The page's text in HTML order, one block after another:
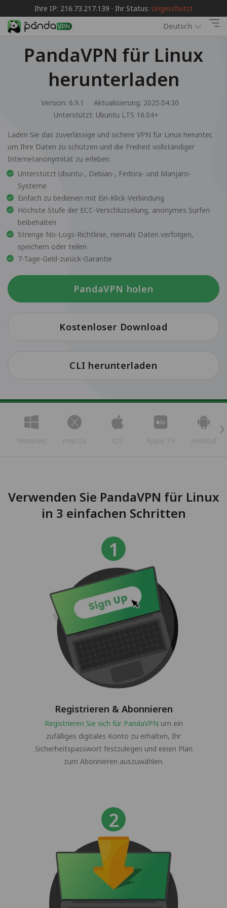
Ihre IP: 216.73.217.139 · Ihr Status: Ungeschützt
Deutsch
PandaVPN für Linux
herunterladen
Version: 6.9.1
Aktualisierung: 2025.04.30
Unterstützt: Ubuntu LTS 16.04+
Laden Sie das zuverlässige und sichere VPN für Linux herunter,
um Ihre Daten zu schützen und die Freiheit vollständiger
Internetanonymität zu erleben.
Unterstützt Ubuntu-, Debian-, Fedora- und Manjaro-
Systeme
Einfach zu bedienen mit Ein-Klick-Verbindung
Höchste Stufe der ECC-Verschlüsselung, anonymes Surfen
beibehalten
Strenge No-Logs-Richtlinie, niemals Daten verfolgen,
speichern oder teilen
7-Tage-Geld-zurück-Garantie
PandaVPN holen
Kostenloser Download
CLI herunterladen
Windows macOS iOS Apple TV Android
Verwenden Sie PandaVPN für Linux
in 3 einfachen Schritten
Registrieren & Abonnieren
Registrieren Sie sich für PandaVPN um ein
zufälliges digitales Konto zu erhalten, Ihr
Sicherheitspasswort festzulegen und einen Plan
zum Abonnieren auszuwählen.